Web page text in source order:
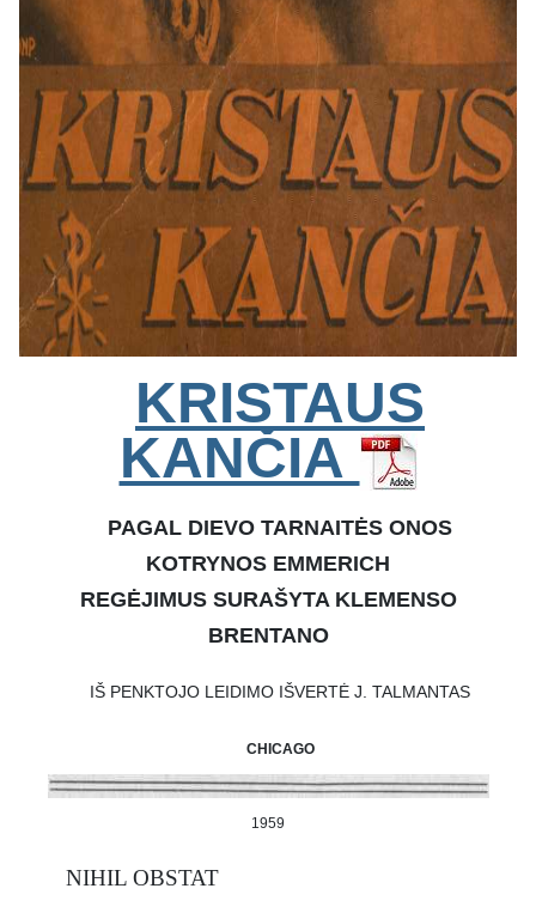
KRISTAUS
KANČIA
PAGAL DIEVO TARNAITĖS ONOS
KOTRYNOS EMMERICH
REGĖJIMUS SURAŠYTA KLEMENSO
BRENTANO
IŠ PENKTOJO LEIDIMO IŠVERTĖ J. TALMANTAS
CHICAGO
1959
NIHIL OBSTAT